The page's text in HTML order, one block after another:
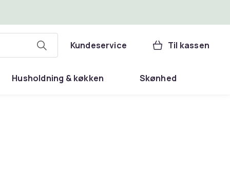
Kundeservice Til kassen
Husholdning & køkken Skønhed